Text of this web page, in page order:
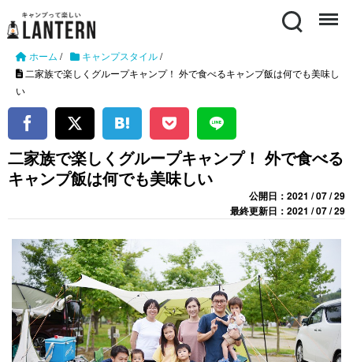
Search Menu
ホーム / キャンプスタイル/
二家族で楽しくグループキャンプ！ 外で食べるキャンプ飯は何でも美味し
い
二家族で楽しくグループキャンプ！ 外で食べる
キャンプ飯は何でも美味しい
公開日：2021 / 07 / 29
最終更新日：2021 / 07 / 29